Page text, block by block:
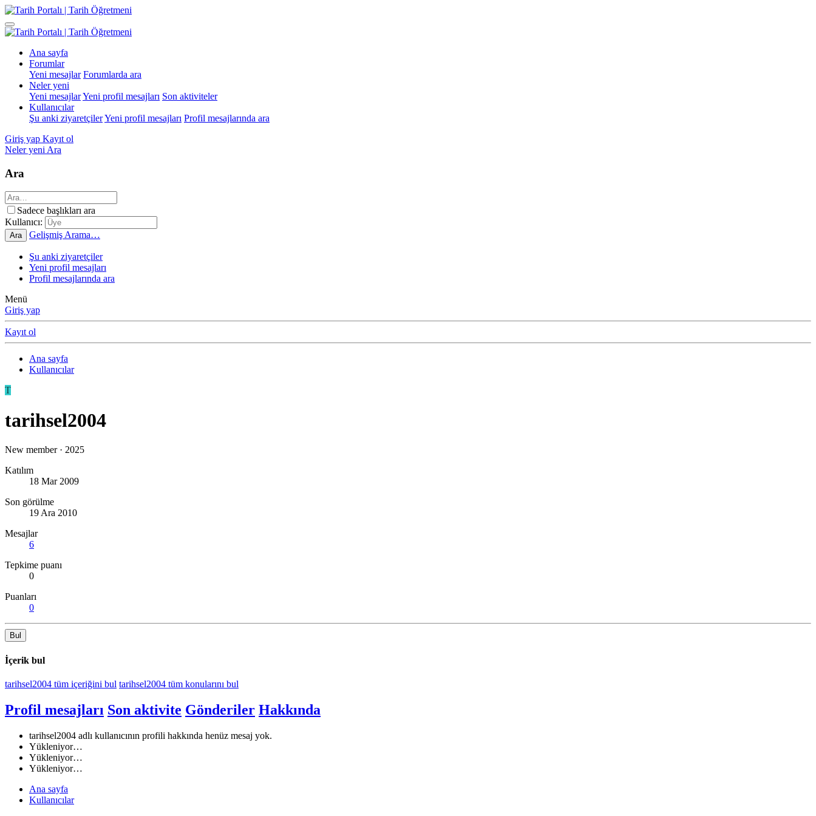
Ana sayfa
Forumlar
Yeni mesajlar Forumlarda ara
Neler yeni
Yeni mesajlarYeni profil mesajları Son aktiviteler
Kullanıcılar
Şu anki ziyaretçilerYeni profil mesajları Profil mesajlarında ara
Giriş yap Kayıt ol
Neler yeni Ara
Ara
Sadece başlıkları ara
Kullanıcı:
Ara Gelişmiş Arama…
Şu anki ziyaretçiler
Yeni profil mesajları
Profil mesajlarında ara
Menü
Giriş yap
Kayıt ol
Ana sayfa
Kullanıcılar
T
tarihsel2004
New member · 2025
Katılım
18 Mar 2009
Son görülme
19 Ara 2010
Mesajlar
6
Tepkime puanı
0
Puanları
0
Bul
İçerik bul
tarihsel2004 tüm içeriğini bul tarihsel2004 tüm konularını bul
Profil mesajları Son aktivite Gönderiler Hakkında
tarihsel2004 adlı kullanıcının profili hakkında henüz mesaj yok.
Yükleniyor…
Yükleniyor…
Yükleniyor…
Ana sayfa
Kullanıcılar